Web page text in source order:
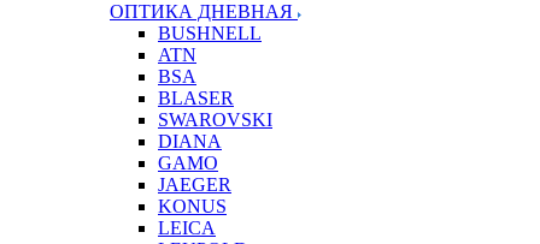
ОПТИКА ДНЕВНАЯ
BUSHNELL
ATN
BSA
BLASER
SWAROVSKI
DIANA
GAMO
JAEGER
KONUS
LEICA